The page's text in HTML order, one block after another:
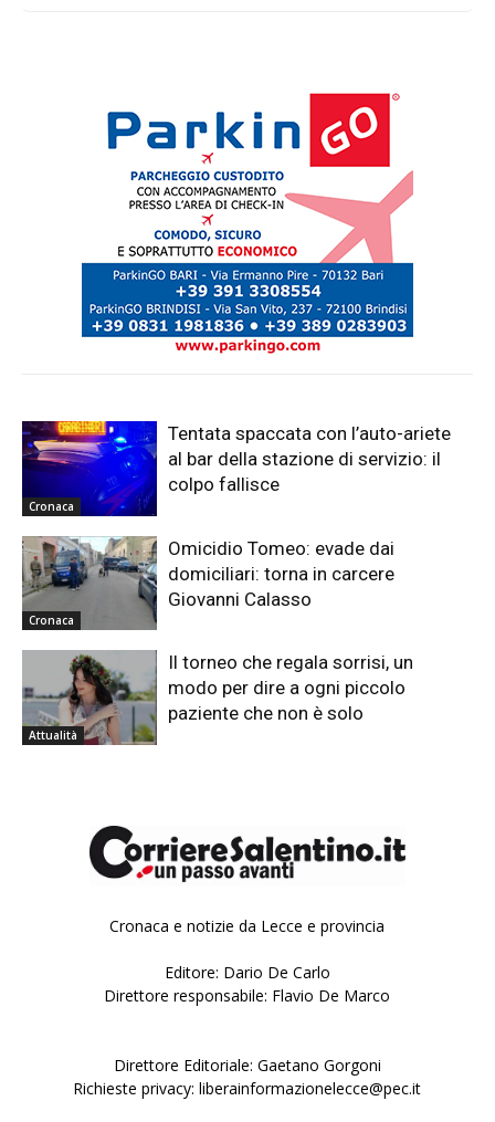
Cronaca
Tentata spaccata con l’auto-ariete
al bar della stazione di servizio: il
colpo fallisce
Cronaca
Omicidio Tomeo: evade dai
domiciliari: torna in carcere
Giovanni Calasso
Attualità
Il torneo che regala sorrisi, un
modo per dire a ogni piccolo
paziente che non è solo
Cronaca e notizie da Lecce e provincia
Editore: Dario De Carlo
Direttore responsabile: Flavio De Marco
Direttore Editoriale: Gaetano Gorgoni
Richieste privacy: liberainformazionelecce@pec.it